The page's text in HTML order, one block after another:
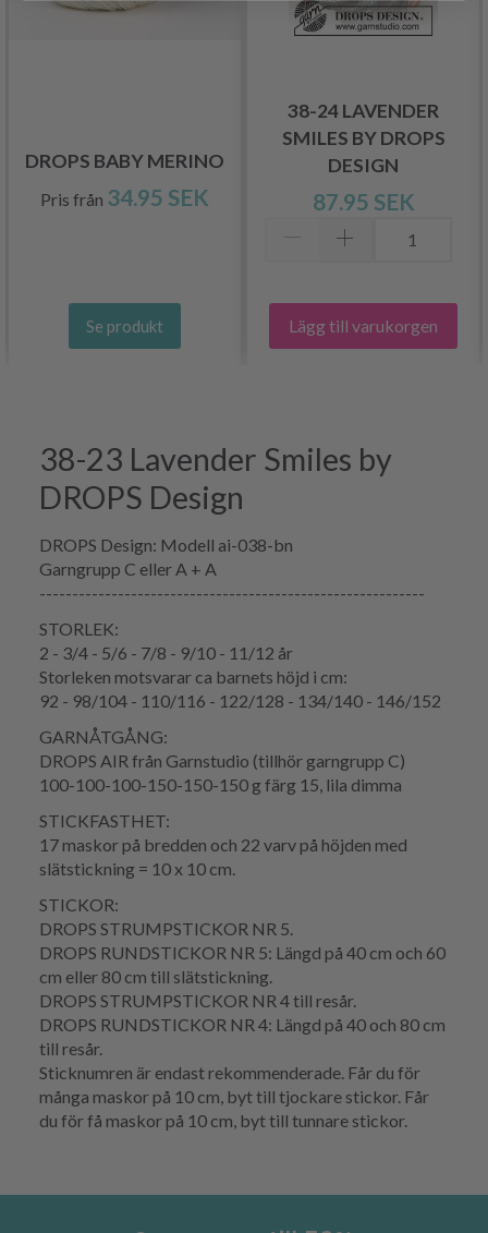
DROPS BABY MERINO
Pris från 34.95 SEK
Se produkt
38-24 LAVENDER
SMILES BY DROPS
DESIGN
87.95 SEK
Lägg till varukorgen
38-23 Lavender Smiles by
DROPS Design
DROPS Design: Modell ai-038-bn
Garngrupp C eller A + A
-----------------------------------------------------------
STORLEK:
2 - 3/4 - 5/6 - 7/8 - 9/10 - 11/12 år
Storleken motsvarar ca barnets höjd i cm:
92 - 98/104 - 110/116 - 122/128 - 134/140 - 146/152
GARNÅTGÅNG:
DROPS AIR från Garnstudio (tillhör garngrupp C)
100-100-100-150-150-150 g färg 15, lila dimma
STICKFASTHET:
17 maskor på bredden och 22 varv på höjden med
slätstickning = 10 x 10 cm.
STICKOR:
DROPS STRUMPSTICKOR NR 5.
DROPS RUNDSTICKOR NR 5: Längd på 40 cm och 60
cm eller 80 cm till slätstickning.
DROPS STRUMPSTICKOR NR 4 till resår.
DROPS RUNDSTICKOR NR 4: Längd på 40 och 80 cm
till resår.
Sticknumren är endast rekommenderade. Får du för
många maskor på 10 cm, byt till tjockare stickor. Får
du för få maskor på 10 cm, byt till tunnare stickor.